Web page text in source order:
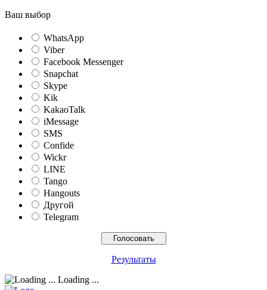
Ваш выбор
WhatsApp
Viber
Facebook Messenger
Snapchat
Skype
Kik
KakaoTalk
iMessage
SMS
Confide
Wickr
LINE
Tango
Hangouts
Другой
Telegram
Результаты
Loading ...